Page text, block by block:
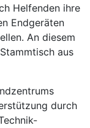
Helfenden ihre
Endgeräten
An diesem
aus
durch